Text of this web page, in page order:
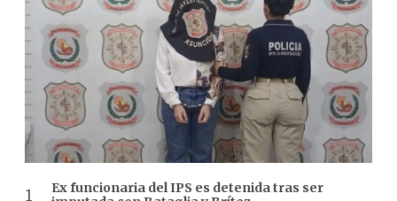
Ex funcionaria del IPS es detenida tras ser